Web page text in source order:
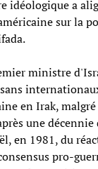
idéologique a
sur la
ministre
en Irak,
une
en 1981, du
pro-